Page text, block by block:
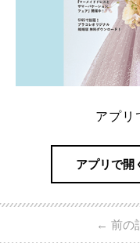
アプリ
アプリで開
← 前の